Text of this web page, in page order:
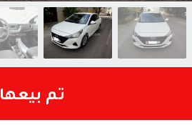
تم بيعها